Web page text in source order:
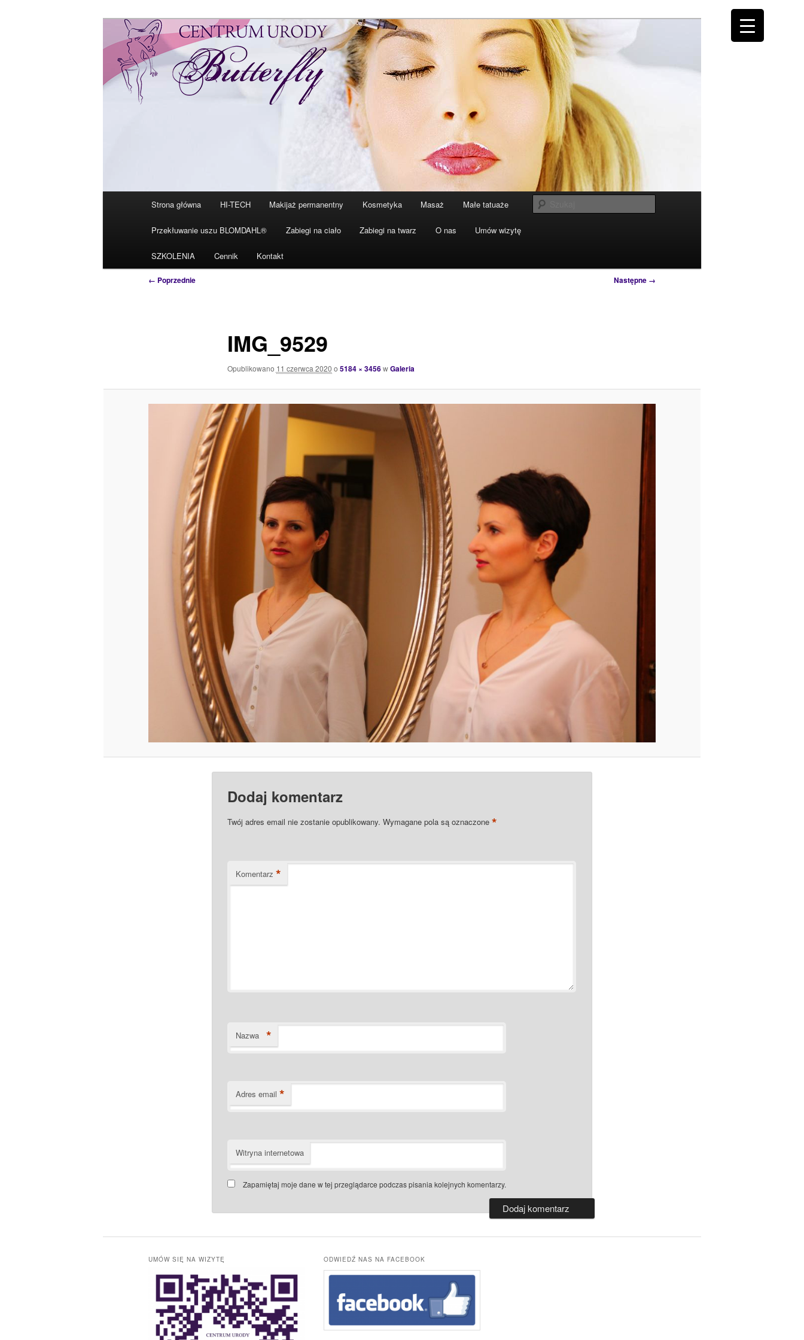
Centrum Urody Butterfly – Katowice
Tylko od Ciebie zależy kiedy zaczniesz o siebie dbać. Przyjdź a my Ci w tym pomożemy…
Strona główna HI-TECH Makijaż permanentny Kosmetyka Masaż Małe tatuaże
Przekłuwanie uszu BLOMDAHL® Zabiegi na ciało Zabiegi na twarz O nas Umów wizytę
SZKOLENIA Cennik Kontakt
Nawigacja
← Poprzednie Następne →
IMG_9529
Opublikowano 11 czerwca 2020 o 5184 × 3456wGaleria
Dodaj komentarz
Twój adres email nie zostanie opublikowany. Wymagane pola są oznaczone *
Komentarz *
Nazwa *
Adres email *
Witryna internetowa
Zapamiętaj moje dane w tej przeglądarce podczas pisania kolejnych komentarzy.
UMÓW SIĘ NA WIZYTĘ ODWIEDŹ NAS NA FACEBOOK